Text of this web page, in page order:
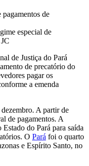
especial de
de Justiça do Pará
de precatório do
pagar os
a emenda
A partir de
de pagamentos. A
do Pará para saída
O Pará foi o quarto
e Espírito Santo, no